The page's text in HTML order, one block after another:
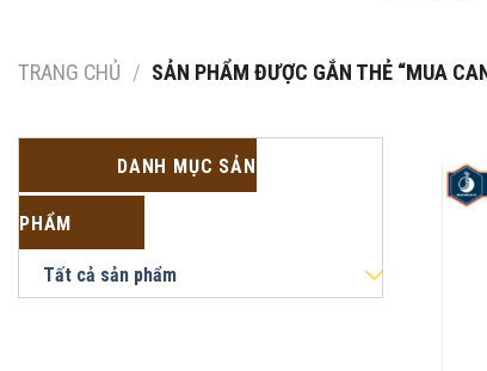
TRANG CHỦ / SẢN PHẨM ĐƯỢC GẮN THẺ “MUA
DANH MỤC SẢN
PHẨM
Tất cả sản phẩm